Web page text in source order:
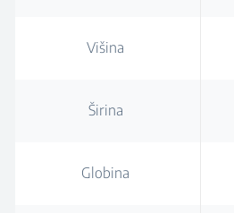
Višina
Širina
Globina